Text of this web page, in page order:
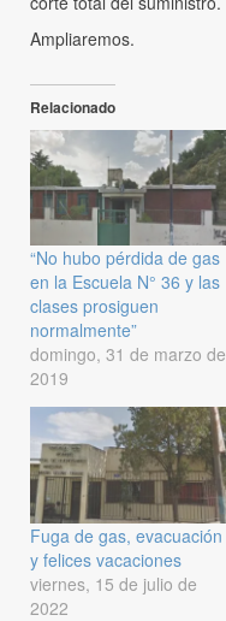
Ampliaremos.
Relacionado
“No hubo pérdida de gas
en la Escuela N° 36 y las
clases prosiguen
normalmente”
domingo, 31 de marzo de
2019
Fuga de gas, evacuación
y felices vacaciones
viernes, 15 de julio de
2022